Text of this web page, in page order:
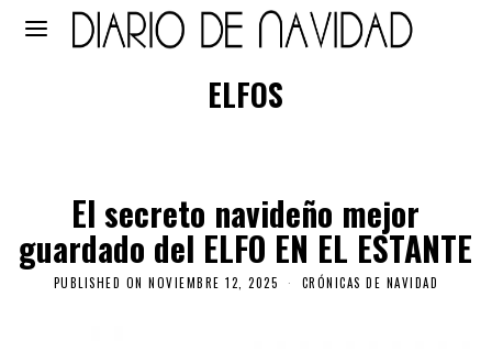
ELFOS
El secreto navideño mejor
guardado del ELFO EN EL ESTANTE
PUBLISHED ON NOVIEMBRE 12, 2025 CRÓNICAS DE NAVIDAD